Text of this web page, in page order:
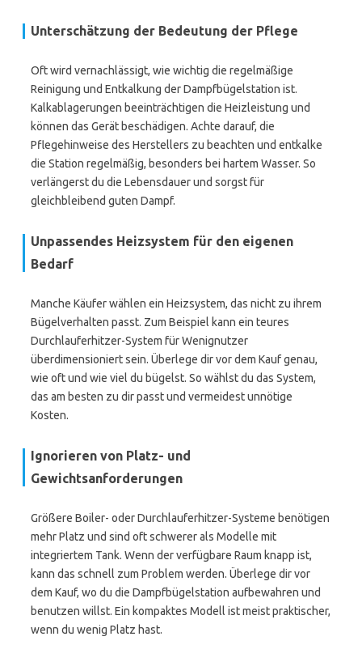
Unterschätzung der Bedeutung der Pflege
Oft wird vernachlässigt, wie wichtig die regelmäßige
Reinigung und Entkalkung der Dampfbügelstation ist.
Kalkablagerungen beeinträchtigen die Heizleistung und
können das Gerät beschädigen. Achte darauf, die
Pflegehinweise des Herstellers zu beachten und entkalke
die Station regelmäßig, besonders bei hartem Wasser. So
verlängerst du die Lebensdauer und sorgst für
gleichbleibend guten Dampf.
Unpassendes Heizsystem für den eigenen
Bedarf
Manche Käufer wählen ein Heizsystem, das nicht zu ihrem
Bügelverhalten passt. Zum Beispiel kann ein teures
Durchlauferhitzer-System für Wenignutzer
überdimensioniert sein. Überlege dir vor dem Kauf genau,
wie oft und wie viel du bügelst. So wählst du das System,
das am besten zu dir passt und vermeidest unnötige
Kosten.
Ignorieren von Platz- und
Gewichtsanforderungen
Größere Boiler- oder Durchlauferhitzer-Systeme benötigen
mehr Platz und sind oft schwerer als Modelle mit
integriertem Tank. Wenn der verfügbare Raum knapp ist,
kann das schnell zum Problem werden. Überlege dir vor
dem Kauf, wo du die Dampfbügelstation aufbewahren und
benutzen willst. Ein kompaktes Modell ist meist praktischer,
wenn du wenig Platz hast.